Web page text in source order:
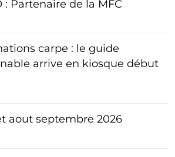
: Partenaire de la MFC
carpe : le guide
arrive en kiosque début
aout septembre 2026